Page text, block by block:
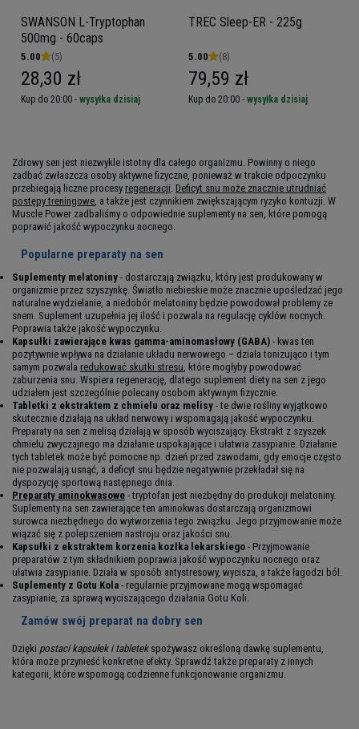
SWANSON L-Tryptophan
500mg - 60caps
5.00 (5)
28,30 zł
Kup do 20:00 - wysyłka dzisiaj
TREC Sleep-ER - 225g
5.00 (8)
79,59 zł
Kup do 20:00 - wysyłka dzisiaj
Zdrowy sen jest niezwykle istotny dla całego organizmu. Powinny o niego
zadbać zwłaszcza osoby aktywne fizyczne, ponieważ w trakcie odpoczynku
przebiegają liczne procesy regeneracji. Deficyt snu może znacznie utrudniać
postępy treningowe, a także jest czynnikiem zwiększającym ryzyko kontuzji. W
Muscle Power zadbaliśmy o odpowiednie suplementy na sen, które pomogą
poprawić jakość wypoczynku nocnego.
Popularne preparaty na sen
Suplementy melatoniny - dostarczają związku, który jest produkowany w
organizmie przez szyszynkę. Światło niebieskie może znacznie upośledzać jego
naturalne wydzielanie, a niedobór melatoniny będzie powodował problemy ze
snem. Suplement uzupełnia jej ilość i pozwala na regulację cyklów nocnych.
Poprawia także jakość wypoczynku.
Kapsułki zawierające kwas gamma-aminomasłowy (GABA) - kwas ten
pozytywnie wpływa na działanie układu nerwowego – działa tonizująco i tym
samym pozwala redukować skutki stresu, które mogłyby powodować
zaburzenia snu. Wspiera regenerację, dlatego suplement diety na sen z jego
udziałem jest szczególnie polecany osobom aktywnym fizycznie.
Tabletki z ekstraktem z chmielu oraz melisy - te dwie rośliny wyjątkowo
skutecznie działają na układ nerwowy i wspomagają jakość wypoczynku.
Preparaty na sen z melisą działają w sposób wyciszający. Ekstrakt z szyszek
chmielu zwyczajnego ma działanie uspokajające i ułatwia zasypianie. Działanie
tych tabletek może być pomocne np. dzień przed zawodami, gdy emocje często
nie pozwalają usnąć, a deficyt snu będzie negatywnie przekładał się na
dyspozycję sportową następnego dnia.
Preparaty aminokwasowe - tryptofan jest niezbędny do produkcji melatoniny.
Suplementy na sen zawierające ten aminokwas dostarczają organizmowi
surowca niezbędnego do wytworzenia tego związku. Jego przyjmowanie może
wiązać się z polepszeniem nastroju oraz jakości snu.
Kapsułki z ekstraktem korzenia kozłka lekarskiego - Przyjmowanie
preparatów z tym składnikiem poprawia jakość wypoczynku nocnego oraz
ułatwia zasypianie. Działa w sposób antystresowy, wycisza, a także łagodzi ból.
Suplementy z Gotu Kola - regularnie przyjmowane mogą wspomagać
zasypianie, za sprawą wyciszającego działania Gotu Koli.
Zamów swój preparat na dobry sen
Dzięki postaci kapsułek i tabletekspożywasz określoną dawkę suplementu,
która może przynieść konkretne efekty. Sprawdź także preparaty z innych
kategorii, które wspomogą codzienne funkcjonowanie organizmu.